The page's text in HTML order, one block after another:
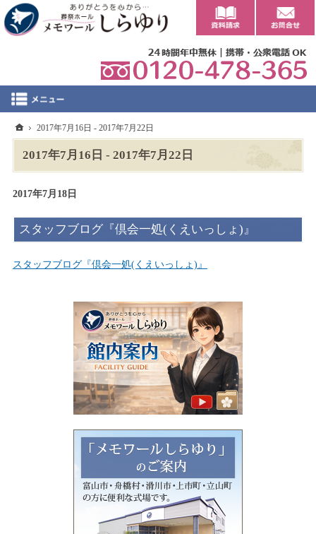
2017年7月16日 - 2017年7月22日
2017年7月18日
スタッフブログ『倶会一処(くえいっしょ)』
スタッフブログ『倶会一処(くえいっしょ)』
ホーム
2017年7月16日 - 2017年7月22日